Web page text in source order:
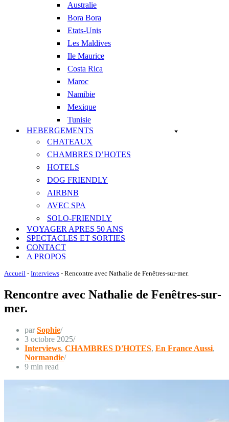
Australie
Bora Bora
Etats-Unis
Les Maldives
Ile Maurice
Costa Rica
Maroc
Namibie
Mexique
Tunisie
HEBERGEMENTS
CHATEAUX
CHAMBRES D’HOTES
HOTELS
DOG FRIENDLY
AIRBNB
AVEC SPA
SOLO-FRIENDLY
VOYAGER APRES 50 ANS
SPECTACLES ET SORTIES
CONTACT
A PROPOS
Accueil - Interviews - Rencontre avec Nathalie de Fenêtres-sur-mer.
Rencontre avec Nathalie de Fenêtres-sur-
mer.
parSophie
3 octobre 2025
Interviews, CHAMBRES D'HOTES, En France Aussi,
Normandie
9 min read